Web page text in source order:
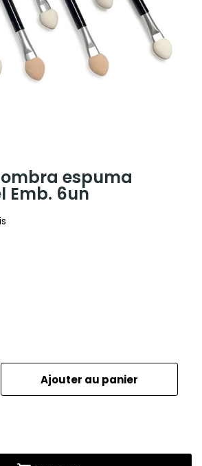
espuma
Emb. 6un
Ajouter au panier